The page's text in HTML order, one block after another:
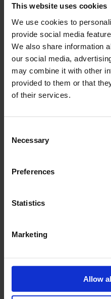
This website uses cookies
We use cookies to
provide social media
We also share information
our social media,
may combine it with other
provided to them or that
of their services.
Selection
Necessary
Preferences
Statistics
Marketing
Allow
Description:
Aquatische Farben, die die Kühle
harmonische, Blicke auf sich
Hingucker sind feine
Lichteinfall und bringt sie wie
gesetztem Schmuck-Dekor und
Shaping Level. 80% Polyamid, 20%
Material:
Upper: 80% Polyamid,20%